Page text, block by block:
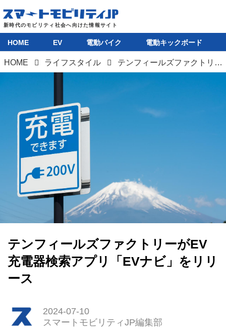
EV
HOME EV 電動バイク 電動キックボード
HOME ライフスタイル テンフィールズファクトリーがEV充電器検索アプリ「EVナビ」をリリース
テンフィールズファクトリーがEV
充電器検索アプリ「EVナビ」をリリ
ース
2024-07-10
スマートモビリティJP編集部